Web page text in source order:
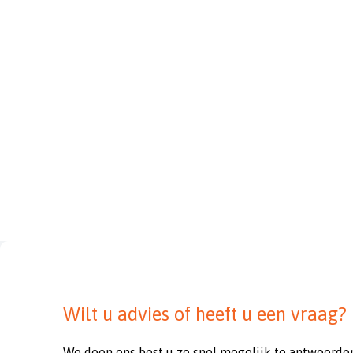
Wilt u advies of heeft u een vraag?